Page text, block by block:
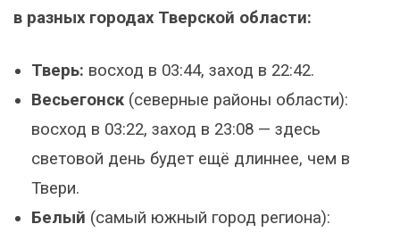
в разных городах Тверской области:
Тверь: восход в 03:44, заход в 22:42.
Весьегонск (северные районы области):
восход в 03:22, заход в 23:08 — здесь
световой день будет ещё длиннее, чем в
Твери.
Белый (самый южный город региона):